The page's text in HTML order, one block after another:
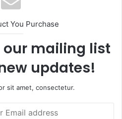
You Purchase
our mailing list
updates!
sit amet, consectetur.